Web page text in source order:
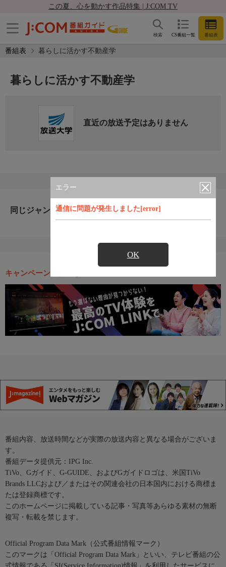
この夏、心を動かす作品特集 | J:COM TV
CS番組一覧 番組表
検索
番組表 暮らしに活かす不動産学
エラー
通信に問題が発生しました[error]
OK
暮らしに活かす不動産学
直近の放送予定はありません
同じジャンルのおすすめ番組
キャンペーン・お得な情報
番組内容、放送時間などが実際の放送内容と異なる場合がございま
す。
番組データ提供元：IPG Inc.
TiVo、Gガイド、G-GUIDE、およびGガイドロゴは、米国TiVo
Brands LLCおよび／またはその関連会社の日本国内における商標ま
たは登録商標です。
このホームページに掲載している記事・写真等あらゆる素材の無断
複写・転載を禁じます。
Official Program Data Mark（公式番組情報マーク）
このマークは「Official Program Data Mark」といい、テレビ番組の公